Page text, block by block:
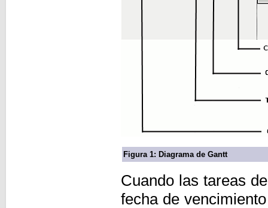
Figura 1: Diagrama de Gantt
Cuando las tareas
fecha de